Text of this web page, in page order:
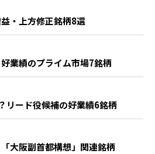
・上方修正銘柄8選
業績のプライム市場7銘柄
リード役候補の好業績6銘柄
大阪副首都構想」関連銘柄